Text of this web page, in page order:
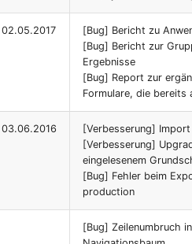
02.05.2017
[Bug] Bericht zu
[Bug] Bericht zur
Ergebnisse
[Bug] Report zur
Formulare, die bereits
03.06.2016
[Verbesserung]
[Verbesserung]
eingelesenem
[Bug] Fehler beim
production
[Bug] Zeilenumbruch